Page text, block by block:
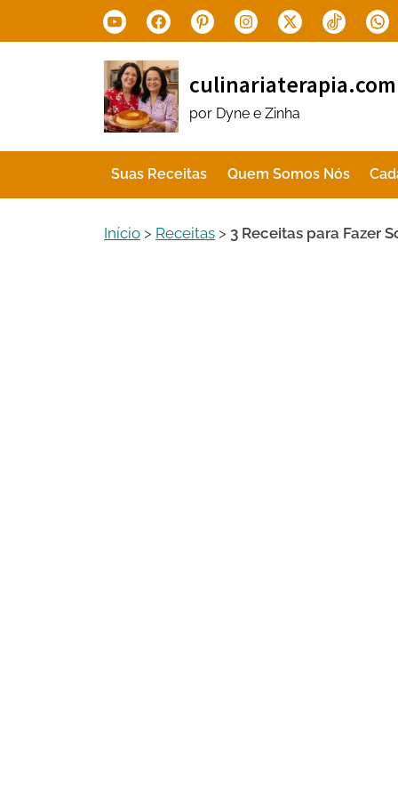
to
YoutubeFacebookPinterestInstagram
X.com Tiktok
culinariaterapia.com
por Dyne e Zinha
Suas Receitas Quem Somos Nós
Início > Receitas > 3 Receitas para Fazer